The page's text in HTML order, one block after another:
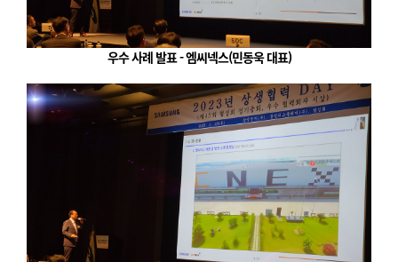
우수 사례 발표 - 엠씨넥스(민동욱 대표)